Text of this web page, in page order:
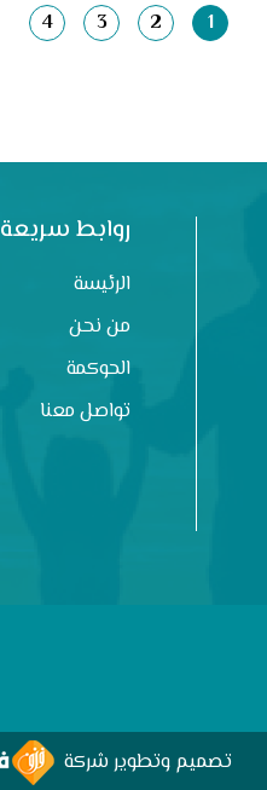
1
2
3
4
روابط سريعة
الرئيسة
من نحن
الحوكمة
تواصل معنا
تصميم وتطوير شركة